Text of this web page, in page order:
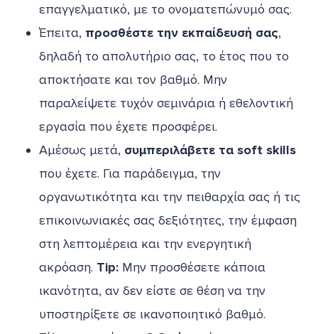
επαγγελματικό, με το ονοματεπώνυμό σας.
Έπειτα, προσθέστε την εκπαίδευσή σας,
δηλαδή το απολυτήριο σας, το έτος που το
αποκτήσατε και τον βαθμό. Μην
παραλείψετε τυχόν σεμινάρια ή εθελοντική
εργασία που έχετε προσφέρει.
Αμέσως μετά, συμπεριλάβετε τα soft skills
που έχετε. Για παράδειγμα, την
οργανωτικότητα και την πειθαρχία σας ή τις
επικοινωνιακές σας δεξιότητες, την έμφαση
στη λεπτομέρεια και την ενεργητική
ακρόαση. Tip: Μην προσθέσετε κάποια
ικανότητα, αν δεν είστε σε θέση να την
υποστηρίξετε σε ικανοποιητικό βαθμό.